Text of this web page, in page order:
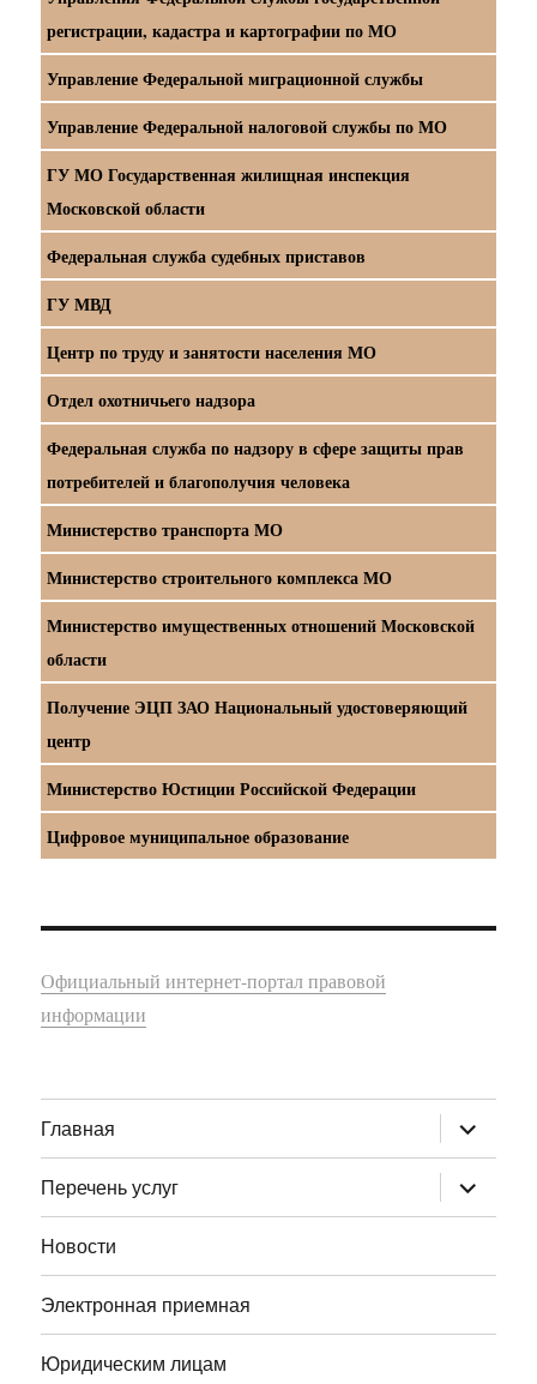
регистрации, кадастра и картографии по МО
Управление Федеральной миграционной службы
Управление Федеральной налоговой службы по МО
ГУ МО Государственная жилищная инспекция
Московской области
Федеральная служба судебных приставов
ГУ МВД
Центр по труду и занятости населения МО
Отдел охотничьего надзора
Федеральная служба по надзору в сфере защиты прав
потребителей и благополучия человека
Министерство транспорта МО
Министерство строительного комплекса МО
Министерство имущественных отношений Московской
области
Получение ЭЦП ЗАО Национальный удостоверяющий
центр
Министерство Юстиции Российской Федерации
Цифровое муниципальное образование
Официальный интернет-портал правовой
информации
Главная раскрыть
дочернее
меню
Перечень услуг
раскрыть
дочернее
меню
Новости
Электронная приемная
Юридическим лицам